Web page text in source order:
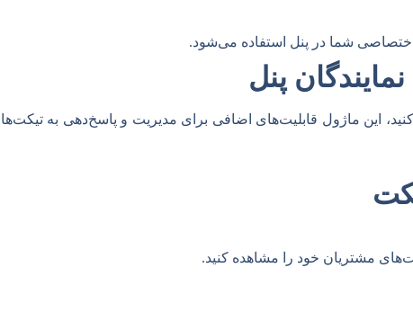
شما در پنل استفاده می‌شود.
پنل
این ماژول قابلیت‌های اضافی برای مدیریت و پاسخ‌دهی به تیکت‌ها
مشتریان خود را مشاهده کنید.